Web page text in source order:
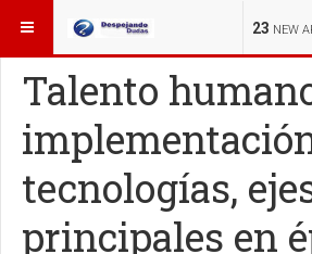
23 NEW
ESTÁ AQUÍ: TECNOLOGÍA
Talento
tecnologías,
principales en